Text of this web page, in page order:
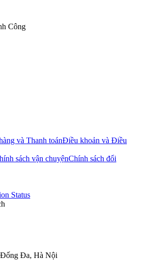
Công
và Thanh toánĐiều khoản và Điều
sách vận chuyệnChính sách đổi
Đa, Hà Nội